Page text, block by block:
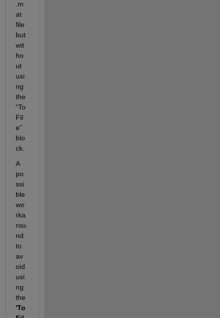
.m
at
file
but
wit
ho
ut
usi
ng
the
“To
Fil
e”
blo
ck.
A
po
ssi
ble
wo
rka
rou
nd
to
av
oid
usi
ng
'To